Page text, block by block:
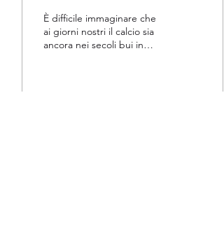
È difficile immaginare che
ai giorni nostri il calcio sia
ancora nei secoli bui in